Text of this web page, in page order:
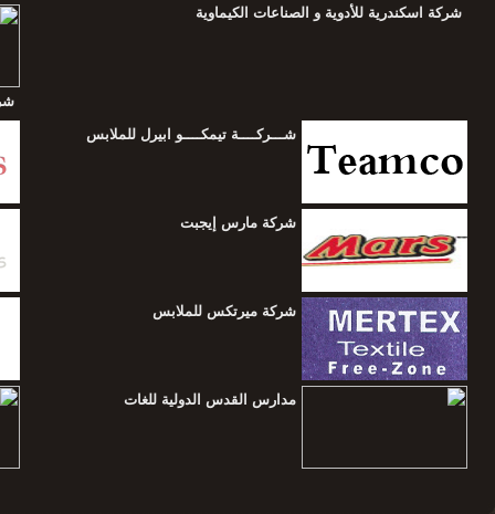
شركة اسكندرية للأدوية و الصناعات الكيماوية
شـــركــــة تيمكــــو ابيرل للملابس
شركة مارس إيجبت
شركة ميرتكس للملابس
مدارس القدس الدولية للغات